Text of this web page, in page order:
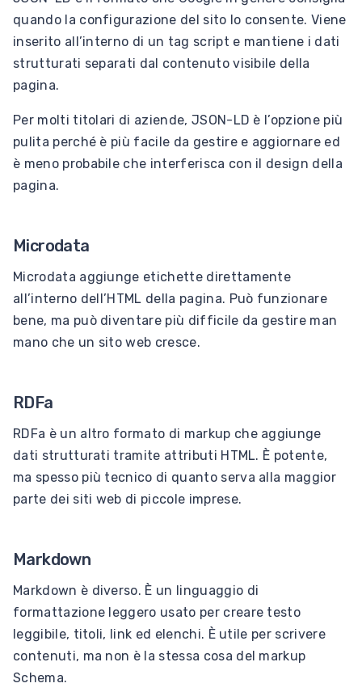
quando la configurazione del sito lo consente. Viene
inserito all’interno di un tag script e mantiene i dati
strutturati separati dal contenuto visibile della
pagina.
Per molti titolari di aziende, JSON-LD è l’opzione più
pulita perché è più facile da gestire e aggiornare ed
è meno probabile che interferisca con il design della
pagina.
Microdata
Microdata aggiunge etichette direttamente
all’interno dell’HTML della pagina. Può funzionare
bene, ma può diventare più difficile da gestire man
mano che un sito web cresce.
RDFa
RDFa è un altro formato di markup che aggiunge
dati strutturati tramite attributi HTML. È potente,
ma spesso più tecnico di quanto serva alla maggior
parte dei siti web di piccole imprese.
Markdown
Markdown è diverso. È un linguaggio di
formattazione leggero usato per creare testo
leggibile, titoli, link ed elenchi. È utile per scrivere
contenuti, ma non è la stessa cosa del markup
Schema.